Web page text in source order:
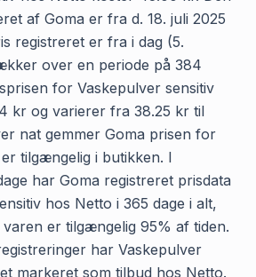
af Goma er fra d. 18. juli 2025
registreret er fra i dag (5.
over en periode på 384
for Vaskepulver sensitiv
kr og varierer fra 38.25 kr til
nat gemmer Goma prisen for
tilgængelig i butikken. I
har Goma registreret prisdata
hos Netto i 365 dage i alt,
er tilgængelig 95% af tiden.
har Vaskepulver
markeret som tilbud hos Netto.